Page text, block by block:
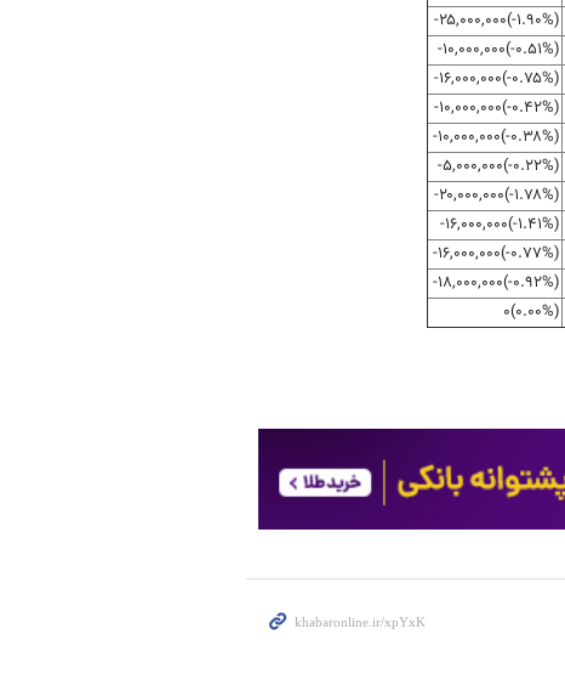
(‎-۱.۹۰%‏)‎-۲۵,۰۰۰,۰۰۰‏
(‎-۰.۵۱%‏)‎-۱۰,۰۰۰,۰۰۰‏
(‎-۰.۷۵%‏)‎-۱۶,۰۰۰,۰۰۰‏
(‎-۰.۴۲%‏)‎-۱۰,۰۰۰,۰۰۰‏
(‎-۰.۳۸%‏)‎-۱۰,۰۰۰,۰۰۰‏
(‎-۰.۲۲%‏)‎-۵,۰۰۰,۰۰۰‏
(‎-۱.۷۸%‏)‎-۲۰,۰۰۰,۰۰۰‏
(‎-۱.۴۱%‏)‎-۱۶,۰۰۰,۰۰۰‏
(‎-۰.۷۷%‏)‎-۱۶,۰۰۰,۰۰۰‏
(‎-۰.۹۲%‏)‎-۱۸,۰۰۰,۰۰۰‏
(۰.۰۰%)۰